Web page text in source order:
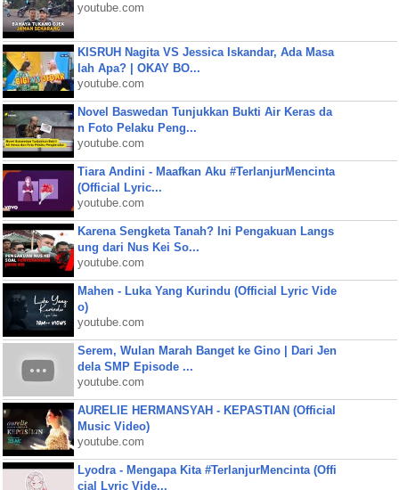
youtube.com
KISRUH Nagita VS Jessica Iskandar, Ada Masa
lah Apa? | OKAY BO...
youtube.com
Novel Baswedan Tunjukkan Bukti Air Keras da
n Foto Pelaku Peng...
youtube.com
Tiara Andini - Maafkan Aku #TerlanjurMencinta
(Official Lyric...
youtube.com
Karena Sengketa Tanah? Ini Pengakuan Langs
ung dari Nus Kei So...
youtube.com
Mahen - Luka Yang Kurindu (Official Lyric Vide
o)
youtube.com
Serem, Wulan Marah Banget ke Gino | Dari Jen
dela SMP Episode ...
youtube.com
AURELIE HERMANSYAH - KEPASTIAN (Official
Music Video)
youtube.com
Lyodra - Mengapa Kita #TerlanjurMencinta (Offi
cial Lyric Vide...